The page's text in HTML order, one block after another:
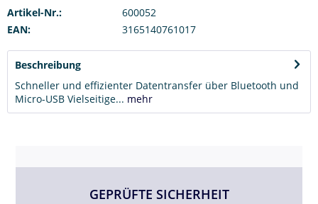
Artikel-Nr.:
600052
EAN:
3165140761017
Beschreibung
Schneller und effizienter Datentransfer über Bluetooth und
Micro-USB Vielseitige... mehr
GEPRÜFTE SICHERHEIT